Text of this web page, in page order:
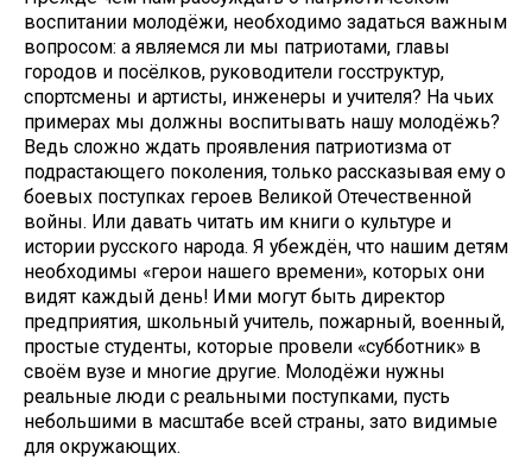
воспитании молодёжи, необходимо задаться важным
вопросом: а являемся ли мы патриотами, главы
городов и посёлков, руководители госструктур,
спортсмены и артисты, инженеры и учителя? На чьих
примерах мы должны воспитывать нашу молодёжь?
Ведь сложно ждать проявления патриотизма от
подрастающего поколения, только рассказывая ему о
боевых поступках героев Великой Отечественной
войны. Или давать читать им книги о культуре и
истории русского народа. Я убеждён, что нашим детям
необходимы «герои нашего времени», которых они
видят каждый день! Ими могут быть директор
предприятия, школьный учитель, пожарный, военный,
простые студенты, которые провели «субботник» в
своём вузе и многие другие. Молодёжи нужны
реальные люди с реальными поступками, пусть
небольшими в масштабе всей страны, зато видимые
для окружающих.